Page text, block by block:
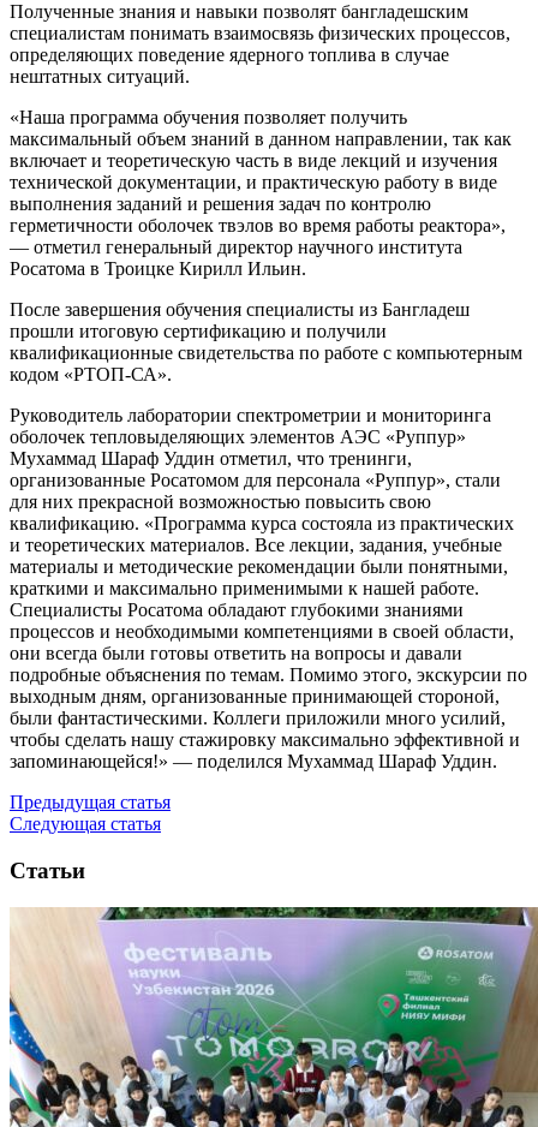
Полученные знания и навыки позволят бангладешским
специалистам понимать взаимосвязь физических процессов,
определяющих поведение ядерного топлива в случае
нештатных ситуаций.
«Наша программа обучения позволяет получить
максимальный объем знаний в данном направлении, так как
включает и теоретическую часть в виде лекций и изучения
технической документации, и практическую работу в виде
выполнения заданий и решения задач по контролю
герметичности оболочек твэлов во время работы реактора»,
— отметил генеральный директор научного института
Росатома в Троицке Кирилл Ильин.
После завершения обучения специалисты из Бангладеш
прошли итоговую сертификацию и получили
квалификационные свидетельства по работе с компьютерным
кодом «РТОП-СА».
Руководитель лаборатории спектрометрии и мониторинга
оболочек тепловыделяющих элементов АЭС «Руппур»
Мухаммад Шараф Уддин отметил, что тренинги,
организованные Росатомом для персонала «Руппур», стали
для них прекрасной возможностью повысить свою
квалификацию. «Программа курса состояла из практических
и теоретических материалов. Все лекции, задания, учебные
материалы и методические рекомендации были понятными,
краткими и максимально применимыми к нашей работе.
Специалисты Росатома обладают глубокими знаниями
процессов и необходимыми компетенциями в своей области,
они всегда были готовы ответить на вопросы и давали
подробные объяснения по темам. Помимо этого, экскурсии по
выходным дням, организованные принимающей стороной,
были фантастическими. Коллеги приложили много усилий,
чтобы сделать нашу стажировку максимально эффективной и
запоминающейся!» — поделился Мухаммад Шараф Уддин.
Предыдущая статья
Следующая статья
Статьи